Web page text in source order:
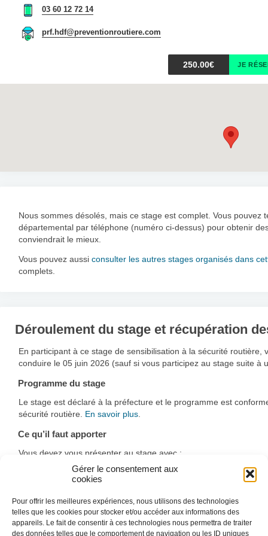
Gérer le consentement aux
cookies
Pour offrir les meilleures expériences, nous utilisons des technologies
telles que les cookies pour stocker et/ou accéder aux informations des
appareils. Le fait de consentir à ces technologies nous permettra de traiter
des données telles que le comportement de navigation ou les ID uniques
03 60 12 72 14
prf.hdf@preventionroutiere.com
250.00€ JE
Nous sommes désolés, mais ce stage est complet. Vous pouvez
départemental par téléphone (numéro ci-dessus) pour obtenir
conviendrait le mieux.
Vous pouvez aussi consulter les autres stages organisés dans
complets.
Déroulement du stage et récupération
En participant à ce stage de sensibilisation à la sécurité
conduire le 05 juin 2026 (sauf si vous participez au stage suite à
Programme du stage
Le stage est déclaré à la préfecture et le programme est
sécurité routière. En savoir plus
Ce qu’il faut apporter
Vous devez vous présenter au stage avec :
pièce d’identitévalide (carte physique ou version
scans ne sont pas acceptés.
En plus :
Si vous êtes en permis probatoire : apportez lalettre 48N